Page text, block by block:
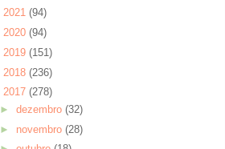
2021 (94)
2020 (94)
2019 (151)
2018 (236)
2017 (278)
► dezembro (32)
► novembro (28)